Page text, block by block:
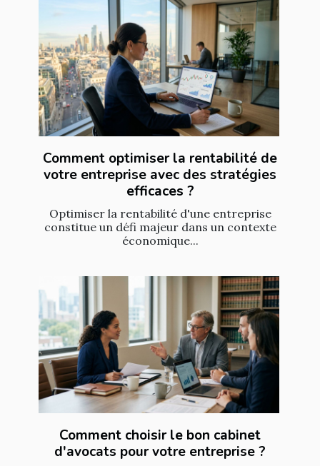
Comment optimiser la rentabilité de
votre entreprise avec des stratégies
efficaces ?
Optimiser la rentabilité d'une entreprise
constitue un défi majeur dans un contexte
économique...
Comment choisir le bon cabinet
d'avocats pour votre entreprise ?